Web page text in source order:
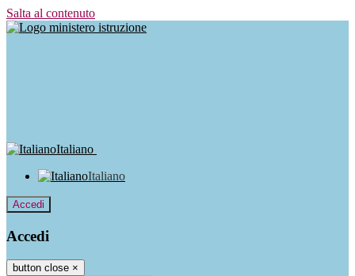
Salta al contenuto
Italiano
Italiano
Accedi
Accedi
button close ×